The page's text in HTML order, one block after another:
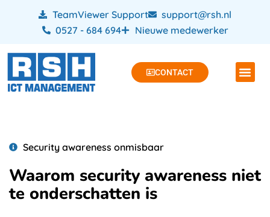
TeamViewer Support
support@rsh.nl
0527 - 684 694
Nieuwe medewerker
CONTACT
Security awareness onmisbaar
Waarom security awareness niet
te onderschatten is